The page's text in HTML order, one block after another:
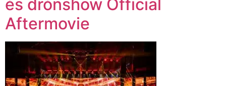
és drónshow Official
Aftermovie